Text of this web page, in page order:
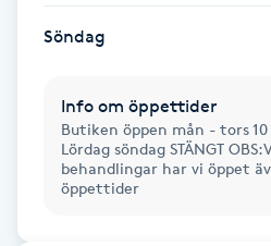
Hårförlängning
Hälsprickor
I
Söndag
Info om öppettider
Butiken öppen mån - tors 10
Lördag söndag STÄNGT
behandlingar har vi öppet
öppettider